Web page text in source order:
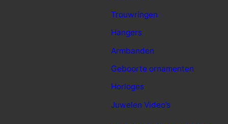
Trouwringen
Hangers
Armbanden
Geboorte ornamenten
Horloges
Juwelen Video’s